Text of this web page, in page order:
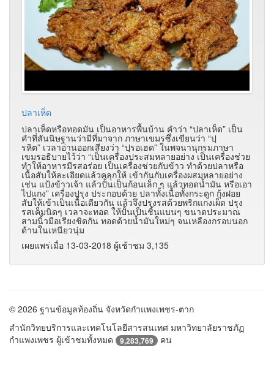
ปลาเห็ด
ปลาเห็ดหรือทอดมัน เป็นอาหารพื้นบ้าน คำว่า “ปลาเห็ด” เป็น
คำที่สันนิษฐานว่ามีที่มาจาก ภาษาเขมรซึ่งเขียนว่า “ปฺ
รหิต” เวลาอ่านออกเสียงว่า “ปฺรอเฮด” ในพจนานุกรมภาษา
เขมรอธิบายไว้ว่า “เป็นเครื่องประสมหลายอย่าง เป็นเครื่องช่วย
ทำให้อาหารมีรสอร่อย เป็นเครื่องช่วยกับข้าว ทำด้วยปลาหรือ
เนื้อสับให้ละเอียดแล้วคลุกให้ เข้ากันกับเครื่องผสมหลายอย่าง
เช่น แป้งข้าวเจ้า แล้วปั้นเป็นก้อนเล็ก ๆ แล้วทอดน้ำมัน หรือเอา
ไปแกง” เครื่องปรุง ประกอบด้วย ปลาทั้งเนื้อทั้งกระดูก กุ้งฝอย
สับให้เข้าเป็นเนื้อเดียวกัน แล้วจึงปรุงรสด้วยพริกแกงเผ็ด ปรุง
รสเค็มนิดๆ เวลาจะทอด ให้ปั้นเป็นชิ้นแบนๆ ขนาดประมาณ
สามนิ้วมือเรียงชิดกัน ทอดด้วยน้ำมันใหม่ๆ จนเหลืองกรอบนอก
ด้านในเหนียวนุ่ม
เผยแพร่เมื่อ 13-03-2018 ผู้เช้าชม 3,135
© 2026 ฐานข้อมูลท้องถิ่น จังหวัดกำแพงเพชร-ตาก
สำนักวิทยบริการและเทคโนโลยีสารสนเทศ มหาวิทยาลัยราชภัฏ
กำแพงเพชร ผู้เข้าชมทั้งหมด
9,283,769 คน